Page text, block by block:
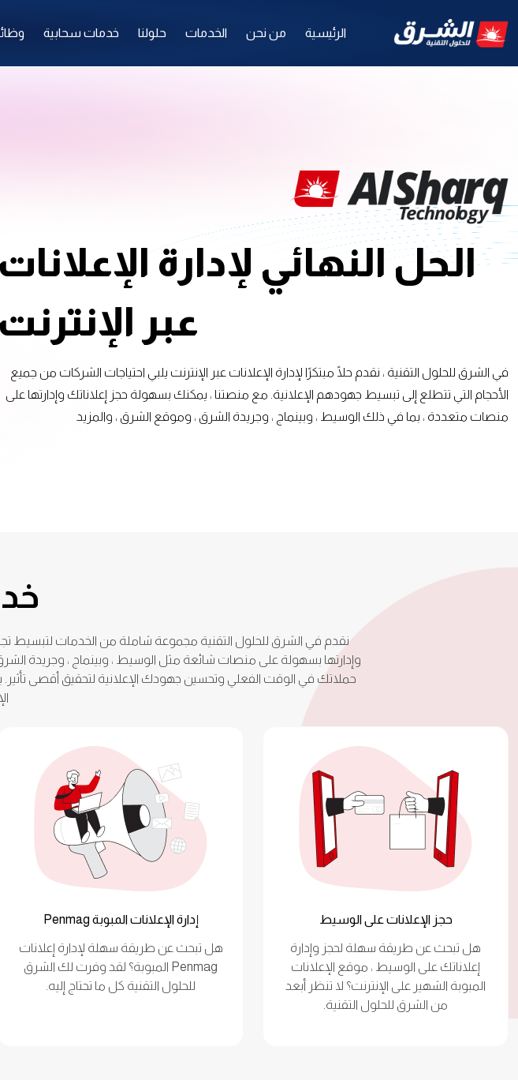
الرئيسية من نحن الخدمات حلولنا خدمات سحابية
الحل النهائي لإدارة الإعلانات
عبر الإنترنت
في الشرق للحلول التقنية ، نقدم حلًا مبتكرًا لإدارة الإعلانات عبر الإنترنت يلبي احتياجات الشركات من جميع
الأحجام التي تتطلع إلى تبسيط جهودهم الإعلانية. مع منصتنا ، يمكنك بسهولة حجز إعلاناتك وإدارتها على
منصات متعددة ، بما في ذلك الوسيط ، وبينماج ، وجريدة الشرق ، وموقع الشرق ، والمزيد
نقدم في الشرق للحلول التقنية مجموعة شاملة من الخدمات لتبسيط
وإدارتها بسهولة على منصات شائعة مثل الوسيط ، وبينماج ، وجريدة الشرق
حملاتك في الوقت الفعلي وتحسين جهودك الإعلانية لتحقيق أقصى تأثير.
حجز الإعلانات على الوسيط
هل تبحث عن طريقة سهلة لحجز وإدارة
إعلاناتك على الوسيط ، موقع الإعلانات
المبوبة الشهير على الإنترنت؟ لا تنظر أبعد
من الشرق للحلول التقنية.
إدارة الإعلانات المبوبة Penmag
هل تبحث عن طريقة سهلة لإدارة إعلانات
Penmag المبوبة؟ لقد وفرت لك الشرق
للحلول التقنية كل ما تحتاج إليه.